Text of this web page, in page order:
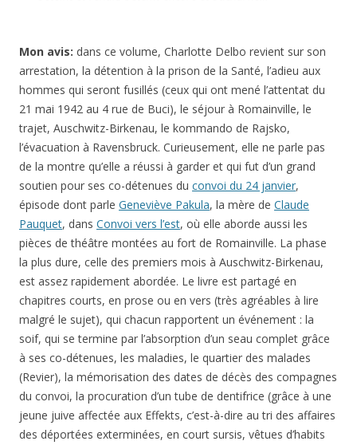
Mon avis: dans ce volume, Charlotte Delbo revient sur son
arrestation, la détention à la prison de la Santé, l’adieu aux
hommes qui seront fusillés (ceux qui ont mené l’attentat du
21 mai 1942 au 4 rue de Buci), le séjour à Romainville, le
trajet, Auschwitz-Birkenau, le kommando de Rajsko,
l’évacuation à Ravensbruck. Curieusement, elle ne parle pas
de la montre qu’elle a réussi à garder et qui fut d’un grand
soutien pour ses co-détenues du convoi du 24 janvier,
épisode dont parle Geneviève Pakula, la mère de Claude
Pauquet, dans Convoi vers l’est, où elle aborde aussi les
pièces de théâtre montées au fort de Romainville. La phase
la plus dure, celle des premiers mois à Auschwitz-Birkenau,
est assez rapidement abordée. Le livre est partagé en
chapitres courts, en prose ou en vers (très agréables à lire
malgré le sujet), qui chacun rapportent un événement : la
soif, qui se termine par l’absorption d’un seau complet grâce
à ses co-détenues, les maladies, le quartier des malades
(Revier), la mémorisation des dates de décès des compagnes
du convoi, la procuration d’un tube de dentifrice (grâce à une
jeune juive affectée aux Effekts, c’est-à-dire au tri des affaires
des déportées exterminées, en court sursis, vêtues d’habits